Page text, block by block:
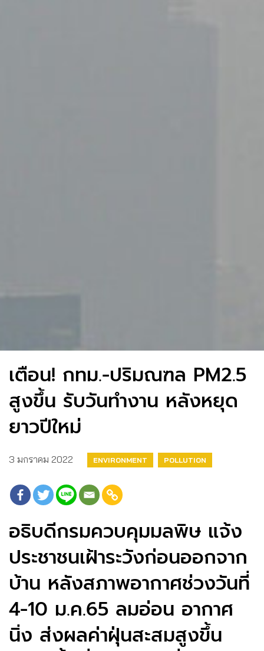
เตือน! กทม.-ปริมณฑล PM2.5
สูงขึ้น รับวันทำงาน หลังหยุด
ยาวปีใหม่
3 มกราคม 2022 ENVIRONMENT POLLUTION
อธิบดีกรมควบคุมมลพิษ แจ้ง
ประชาชนเฝ้าระวังก่อนออกจาก
บ้าน หลังสภาพอากาศช่วงวันที่
4-10 ม.ค.65 ลมอ่อน อากาศ
นิ่ง ส่งผลค่าฝุ่นสะสมสูงขึ้น